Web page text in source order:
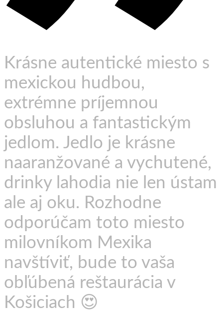
Krásne autentické miesto s
mexickou hudbou,
extrémne príjemnou
obsluhou a fantastickým
jedlom. Jedlo je krásne
naaranžované a vychutené,
drinky lahodia nie len ústam
ale aj oku. Rozhodne
odporúčam toto miesto
milovníkom Mexika
navštíviť, bude to vaša
obľúbená reštaurácia v
Košiciach 😍